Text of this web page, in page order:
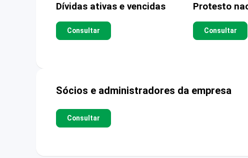
Dívidas ativas e vencidas
Consultar
Protesto
Consultar
Sócios e administradores da empresa
Consultar